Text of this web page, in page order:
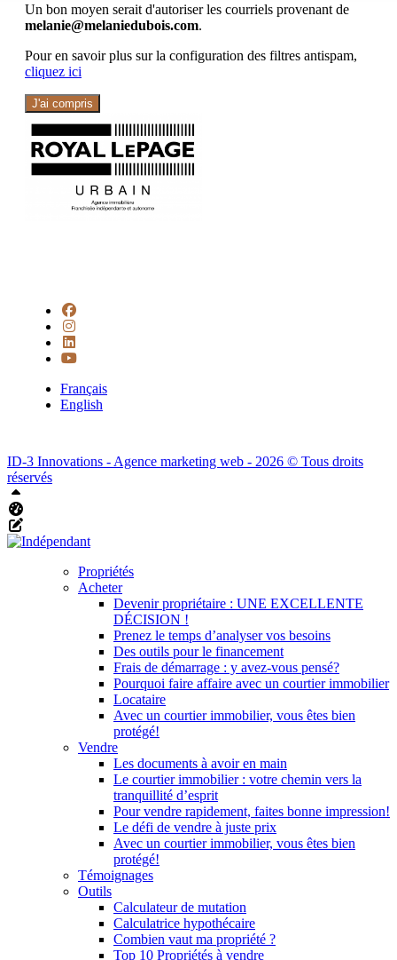
Un bon moyen serait d'autoriser les courriels provenant de
melanie@melaniedubois.com.
Pour en savoir plus sur la configuration des filtres antispam,
cliquez ici
J'ai compris
Français
English
ID-3 Innovations - Agence marketing web - 2026 © Tous droits
réservés
Propriétés
Acheter
Devenir propriétaire : UNE EXCELLENTE
DÉCISION !
Prenez le temps d’analyser vos besoins
Des outils pour le financement
Frais de démarrage : y avez-vous pensé?
Pourquoi faire affaire avec un courtier immobilier
Locataire
Avec un courtier immobilier, vous êtes bien
protégé!
Vendre
Les documents à avoir en main
Le courtier immobilier : votre chemin vers la
tranquillité d’esprit
Pour vendre rapidement, faites bonne impression!
Le défi de vendre à juste prix
Avec un courtier immobilier, vous êtes bien
protégé!
Témoignages
Outils
Calculateur de mutation
Calculatrice hypothécaire
Combien vaut ma propriété ?
Top 10 Propriétés à vendre